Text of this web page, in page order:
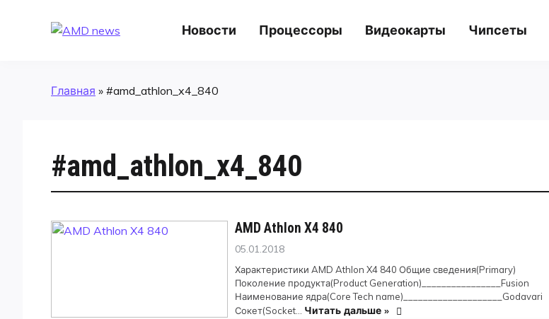
AMD news Новости Процессоры Видеокарты Чипсеты
Главная » #amd_athlon_x4_840
#amd_athlon_x4_840
AMD Athlon X4 840
Posted
05.01.2018
Характеристики AMD Athlon X4 840 Общие сведения(Primary)
Поколение продукта(Product Generation)________________Fusion
Наименование ядра(Core Tech name)____________________Godavari
Сокет(Socket… Читать дальше »